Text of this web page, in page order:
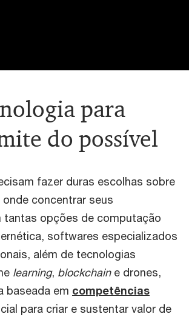
para
do possível
fazer duras escolhas sobre
concentrar seus
tantas opções de computação
softwares especializados
além de tecnologias
learning, blockchain e drones,
baseada em competências
para criar e sustentar valor de